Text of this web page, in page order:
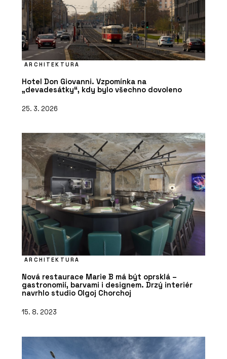
ARCHITEKTURA
Hotel Don Giovanni. Vzpomínka na
„devadesátky“, kdy bylo všechno dovoleno
25. 3. 2026
ARCHITEKTURA
Nová restaurace Marie B má být oprsklá –
gastronomií, barvami i designem. Drzý interiér
navrhlo studio Olgoj Chorchoj
15. 8. 2023